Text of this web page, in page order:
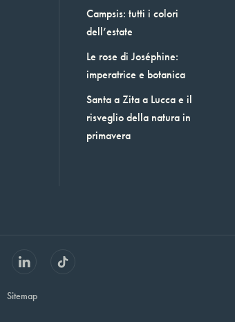
Campsis: tutti i colori
dell’estate
Le rose di Joséphine:
imperatrice e botanica
Santa a Zita a Lucca e il
risveglio della natura in
primavera
Sitemap